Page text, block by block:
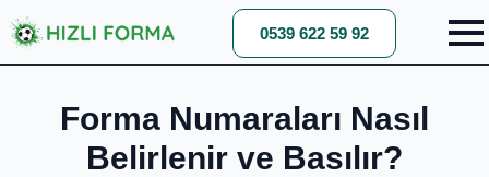
0539 622 59 92
Forma Numaraları Nasıl
Belirlenir ve Basılır?